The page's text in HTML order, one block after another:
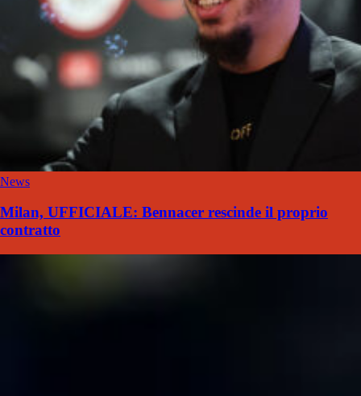
News
Milan, UFFICIALE: Bennacer rescinde il proprio
contratto